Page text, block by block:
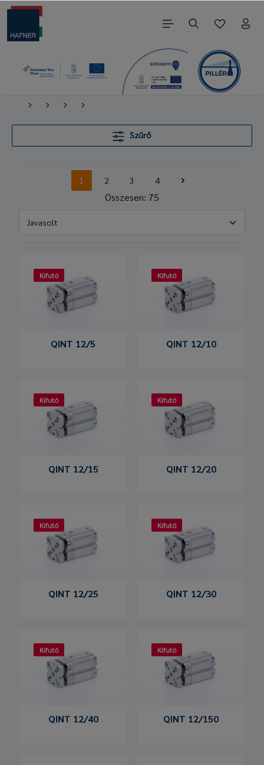
Szűrő
1 2 3 4
Összesen: 75
Kifutó
QINT 12/5
Kifutó
QINT 12/10
Kifutó
QINT 12/15
Kifutó
QINT 12/20
Kifutó
QINT 12/25
Kifutó
QINT 12/30
Kifutó
QINT 12/40
Kifutó
QINT 12/150